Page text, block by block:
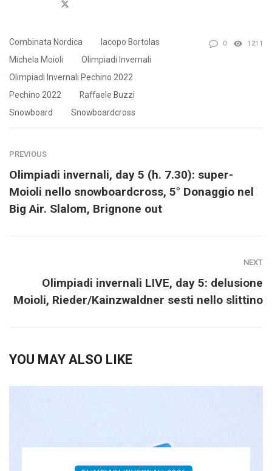
Combinata Nordica
Iacopo Bortolas
Michela Moioli
Olimpiadi Invernali
Olimpiadi Invernali Pechino 2022
Pechino 2022
Raffaele Buzzi
Snowboard
Snowboardcross
0 1211
PREVIOUS
Olimpiadi invernali, day 5 (h. 7.30): super-
Moioli nello snowboardcross, 5° Donaggio nel
Big Air. Slalom, Brignone out
NEXT
Olimpiadi invernali LIVE, day 5: delusione
Moioli, Rieder/Kainzwaldner sesti nello slittino
YOU MAY ALSO LIKE